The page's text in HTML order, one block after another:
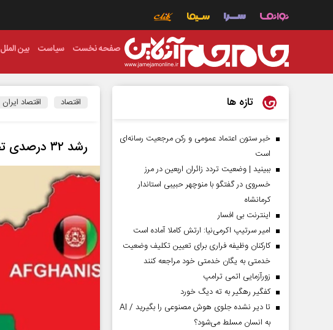
صفحه نخست سیاست بین الملل
اقتصاد اقتصاد ایران
رشد ۳۲ درصدی تجارت تهران کابل
تازه ها
خبر ستون اعتماد عمومی و رکن مرجعیت رسانه‌ای
است
ببینید | وضعیت تردد زائران اربعین در مرز
خسروی در گفتگو با منوچهر حبیبی استاندار
کرمانشاه
اینترنت بی افسار
امیر سرتیپ اکرمی‌نیا: ارتش کاملا آماده است
کارکنان وظیفه فراری برای تعیین تکلیف وضعیت
خدمتی به یگان خدمتی خود مراجعه کنند
زورآزمایی اتمی ترامپ
کفگیر رهگیر به ته دیگ خورد
تا دیر نشده جلوی هوش مصنوعی را بگیرید / AI
به انسان مسلط می‌شود؟